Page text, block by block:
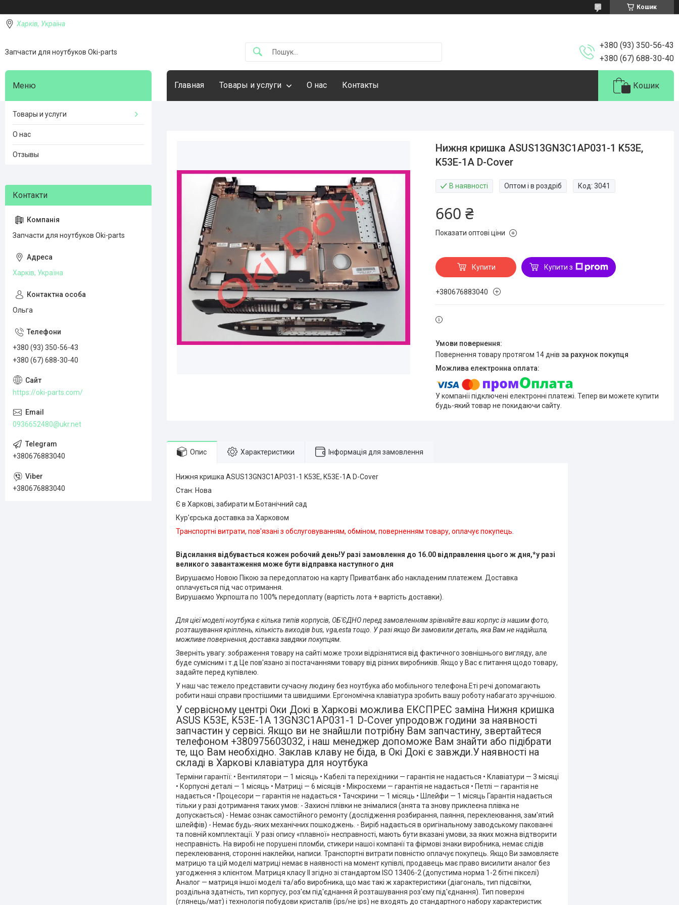
Кошик
Харків, Україна
Запчасти для ноутбуков Oki-parts
+380 (93) 350-56-43
+380 (67) 688-30-40
Главная Товары и услуги О нас Контакты Кошик
Нижня кришка ASUS13GN3C1AP031-1 K53E,
K53E-1A D-Cover
В наявності Оптом і в роздріб Код:3041
660 ₴
Показати оптові ціни
Купити Купити з
+380676883040
повернення товару протягом 14 днів за рахунок покупця
У компанії підключені електронні платежі. Тепер ви можете купити
будь-який товар не покидаючи сайту.
Опис Характеристики Інформація для замовлення
Нижня кришка ASUS13GN3C1AP031-1 K53E, K53E-1A D-Cover
Стан: Нова
Є в Харкові, забирати м.Ботанічний сад
Кур'єрська доставка за Харковом
Транспортні витрати, пов'язані з обслуговуванням, обміном, поверненням товару, оплачує покупець.
Відсилання відбувається кожен робочий день!У разі замовлення до 16.00 відправлення цього ж дня,*у разі
великого завантаження може бути відправка наступного дня
Вирушаємо Новою Пікою за передоплатою на карту Приватбанк або накладеним платежем. Доставка
оплачується під час отримання.
Вирушаємо Укрпошта по 100% передоплату (вартість лота + вартість доставки).
Для цієї моделі ноутбука є кілька типів корпусів, ОБ'ЄДНО перед замовленням зрівняйте ваш корпус із нашим фото,
розташування кріплень, кількість виходів bus, vga,esta тощо. У разі якщо Ви замовили деталь, яка Вам не надійшла,
можливе повернення, доставка завдяки покупцям.
Зверніть увагу: зображення товару на сайті може трохи відрізнятися від фактичного зовнішнього вигляду, але
буде сумісним і т.д Це пов'язано зі постачаннями товару від різних виробників. Якщо у Вас є питання щодо товару,
задайте перед купівлею.
У наш час тежело представити сучасну людину без ноутбука або мобільного телефона.Еті речі допомагають
робити наші справи простішими та швидшими. Ергономічна клавіатура зробить вашу роботу набагато зручнішою.
У сервісному центрі Оки Докі в Харкові можлива ЕКСПРЕС заміна Нижня кришка
ASUS K53E, K53E-1A 13GN3C1AP031-1 D-Cover упродовж години за наявності
запчастин у сервісі. Якщо ви не знайшли потрібну Вам запчастину, звертайтеся
телефоном +380975603032, і наш менеджер допоможе Вам знайти або підібрати
те, що Вам необхідно. Заклав клаву не біда, в Окі Докі є завжди.У наявності на
складі в Харкові клавіатура для ноутбука
Терміни гарантії: • Вентилятори — 1 місяць • Кабелі та перехідники — гарантія не надається • Клавіатури — 3 місяці
• Корпусні деталі — 1 місяць • Матриці — 6 місяців • Мікросхеми — гарантія не надається • Петлі — гарантія не
надається • Процесори — гарантія не надається • Тачскрини — 1 місяць • Шлейфи — 1 місяць Гарантія надається
тільки у разі дотримання таких умов: - Захисні плівки не знімалися (знята та знову приклеєна плівка не
допускається) - Немає ознак самостійного ремонту (дослідження розбирання, паяння, переклеювання, зам'ятий
шлейфів) - Немає будь-яких механічних пошкоджень. - Виріб надається в оригінальному заводському пакованні
та повній комплектації. У разі опису «плавної» несправності, мають бути вказані умови, за яких можна відтворити
несправність. На виробі не порушені пломби, стикери нашої компанії та фірмові знаки виробника, немає слідів
переклеювання, сторонні наклейки, написи. Транспортні витрати повністю оплачує покупець. Якщо Ви замовляєте
матрицю та цій моделі матриці немає в наявності на момент купівлі, продавець має право висилити аналог без
узгодження з клієнтом. Матриця класу II згідно зі стандартом ISO 13406-2 (допустима норма 1-2 бітні пікселі)
Аналог — матриця іншої моделі та/або виробника, що має такі ж характеристики (діагональ, тип підсвітки,
роздільна здатність, тип корпусу, роз'єм під'єднання й розташування роз'єму під'єднання). Тип поверхні
(глянець/мат) і технологія побудови кристалів (ips/не ips) не входять до стандартного набору характеристик
Товары и услуги
О нас
Отзывы
Запчасти для ноутбуков Oki-parts
Харків, Україна
Ольга
+380 (93) 350-56-43
+380 (67) 688-30-40
https://oki-parts.com/
0936652480@ukr.net
+380676883040
+380676883040